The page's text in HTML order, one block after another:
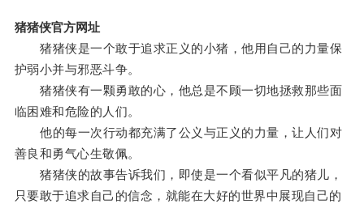
猪猪侠官方网址
猪猪侠是一个敢于追求正义的小猪，他用自己的力量保
护弱小并与邪恶斗争。
猪猪侠有一颗勇敢的心，他总是不顾一切地拯救那些面
临困难和危险的人们。
他的每一次行动都充满了公义与正义的力量，让人们对
善良和勇气心生敬佩。
猪猪侠的故事告诉我们，即使是一个看似平凡的猪儿，
只要敢于追求自己的信念，就能在大好的世界中展现自己的